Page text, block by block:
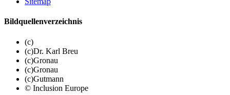
Bildquellenverzeichnis
(c)
(c)Dr. Karl Breu
(c)Gronau
(c)Gronau
(c)Gutmann
© Inclusion Europe